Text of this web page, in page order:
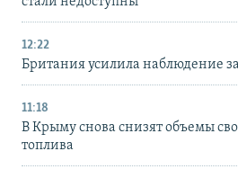
12:22
Британия усилила наблюдение
11:18
В Крыму снова снизят объемы
топлива